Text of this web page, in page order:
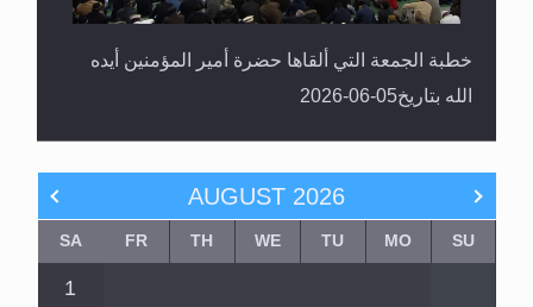
خطبة الجمعة التي ألقاها حضرة أمير المؤمنين أيده
الله بتاريخ05-06-2026
AUGUST 2026
SU
MO
TU
WE
TH
FR
SA
1